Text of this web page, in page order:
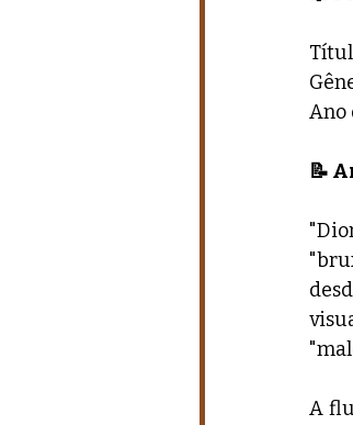
Ano
📝
A